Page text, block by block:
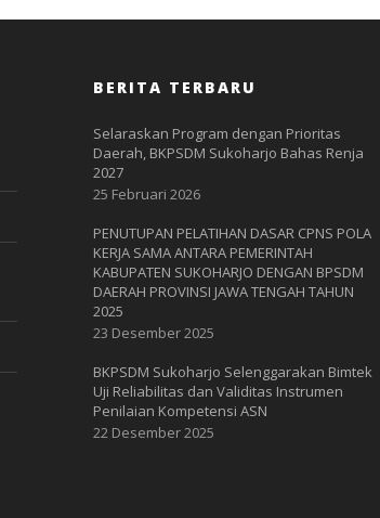
BERITA TERBARU
Selaraskan Program dengan Prioritas
Daerah, BKPSDM Sukoharjo Bahas Renja
2027
25 Februari 2026
PENUTUPAN PELATIHAN DASAR CPNS POLA
KERJA SAMA ANTARA PEMERINTAH
KABUPATEN SUKOHARJO DENGAN BPSDM
DAERAH PROVINSI JAWA TENGAH TAHUN
2025
23 Desember 2025
BKPSDM Sukoharjo Selenggarakan Bimtek
Uji Reliabilitas dan Validitas Instrumen
Penilaian Kompetensi ASN
22 Desember 2025